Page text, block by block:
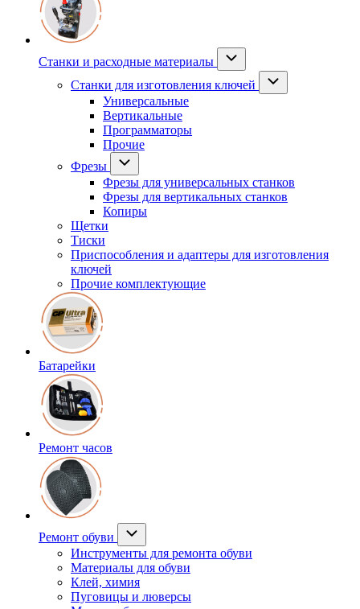
Станки и расходные материалы
Станки для изготовления ключей
Универсальные
Вертикальные
Программаторы
Прочие
Фрезы
Фрезы для универсальных станков
Фрезы для вертикальных станков
Копиры
Щетки
Тиски
Приспособления и адаптеры для изготовления
ключей
Прочие комплектующие
Батарейки
Ремонт часов
Ремонт обуви
Инструменты для ремонта обуви
Материалы для обуви
Клей, химия
Пуговицы и люверсы